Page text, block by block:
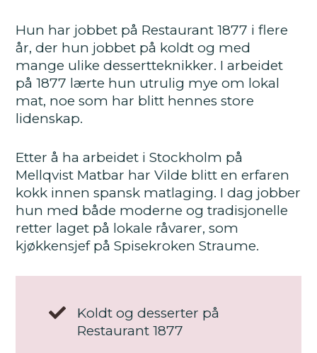
Hun har jobbet på Restaurant 1877 i flere
år, der hun jobbet på koldt og med
mange ulike dessertteknikker. I arbeidet
på 1877 lærte hun utrulig mye om lokal
mat, noe som har blitt hennes store
lidenskap.
Etter å ha arbeidet i Stockholm på
Mellqvist Matbar har Vilde blitt en erfaren
kokk innen spansk matlaging. I dag jobber
hun med både moderne og tradisjonelle
retter laget på lokale råvarer, som
kjøkkensjef på Spisekroken Straume.
Koldt og desserter på
Restaurant 1877